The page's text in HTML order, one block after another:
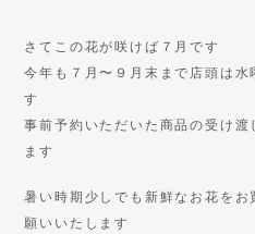
さてこの花が咲けば７月です
今年も７月〜９月末まで店頭は
す
事前予約いただいた商品の受け
ます
暑い時期少しでも新鮮なお花を
願いいたします